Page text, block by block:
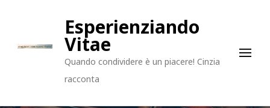
Esperienziando
Vitae
Quando condividere è un piacere! Cinzia
racconta